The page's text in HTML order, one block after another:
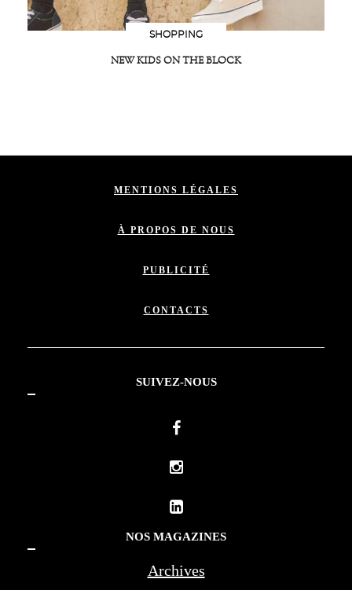
SHOPPING
NEW KIDS ON THE BLOCK
MENTIONS LÉGALES
À PROPOS DE NOUS
PUBLICITÉ
CONTACTS
SUIVEZ-NOUS
NOS MAGAZINES
Archives